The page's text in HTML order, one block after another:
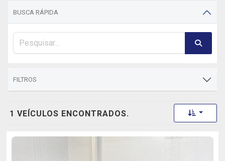
BUSCA RÁPIDA
FILTROS
1 VEÍCULOS ENCONTRADOS. Toggle